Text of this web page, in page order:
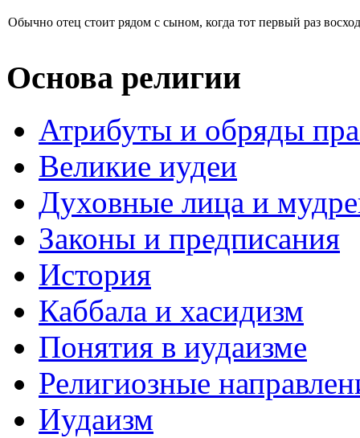
Обычно отец стоит рядом с сыном, когда тот первый раз
Основа религии
Атрибуты и обряды
Великие иудеи
Духовные лица и
Законы и предписания
История
Каббала и хасидизм
Понятия в иудаизме
Религиозные
Иудаизм